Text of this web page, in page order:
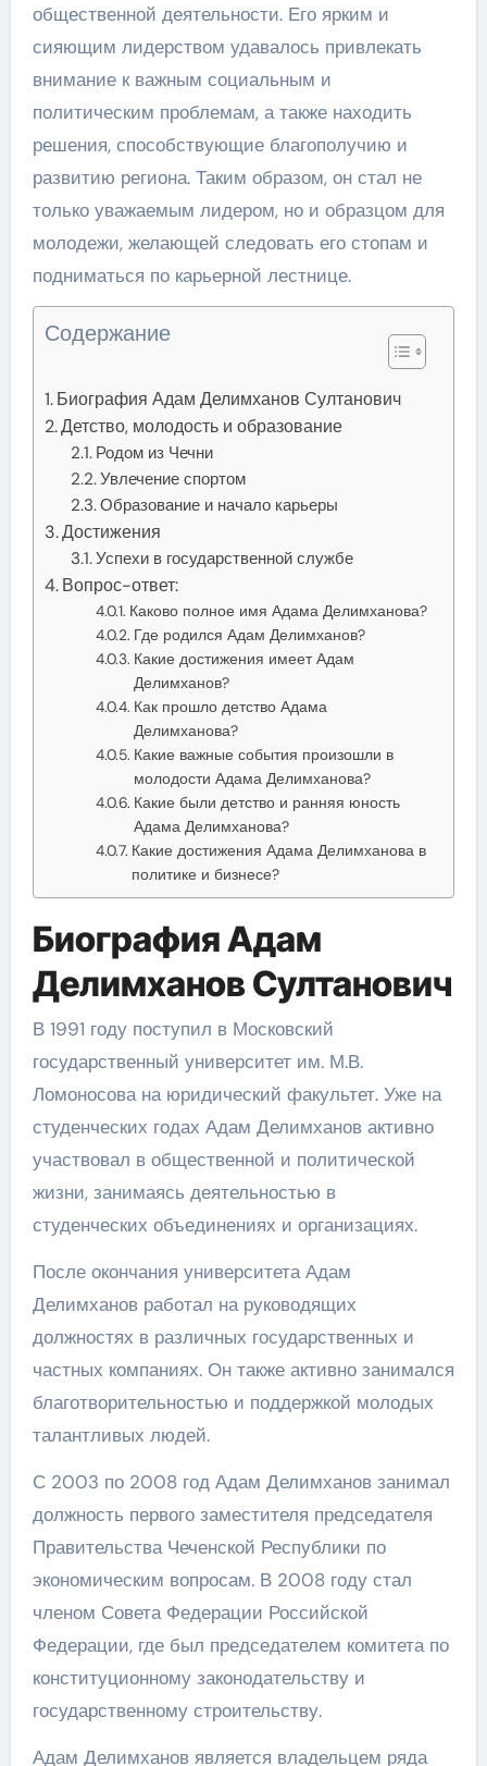
общественной деятельности. Его ярким и
сияющим лидерством удавалось привлекать
внимание к важным социальным и
политическим проблемам, а также находить
решения, способствующие благополучию и
развитию региона. Таким образом, он стал не
только уважаемым лидером, но и образцом для
молодежи, желающей следовать его стопам и
подниматься по карьерной лестнице.
Содержание
Биография Адам Делимханов Султанович
Детство, молодость и образование
Родом из Чечни
Увлечение спортом
Образование и начало карьеры
Достижения
Успехи в государственной службе
Вопрос-ответ:
Каково полное имя Адама Делимханова?
Где родился Адам Делимханов?
Какие достижения имеет Адам
Делимханов?
Как прошло детство Адама
Делимханова?
Какие важные события произошли в
молодости Адама Делимханова?
Какие были детство и ранняя юность
Адама Делимханова?
Какие достижения Адама Делимханова в
политике и бизнесе?
Биография Адам
Делимханов Султанович
В 1991 году поступил в Московский
государственный университет им. М.В.
Ломоносова на юридический факультет. Уже на
студенческих годах Адам Делимханов активно
участвовал в общественной и политической
жизни, занимаясь деятельностью в
студенческих объединениях и организациях.
После окончания университета Адам
Делимханов работал на руководящих
должностях в различных государственных и
частных компаниях. Он также активно занимался
благотворительностью и поддержкой молодых
талантливых людей.
С 2003 по 2008 год Адам Делимханов занимал
должность первого заместителя председателя
Правительства Чеченской Республики по
экономическим вопросам. В 2008 году стал
членом Совета Федерации Российской
Федерации, где был председателем комитета по
конституционному законодательству и
государственному строительству.
Адам Делимханов является владельцем ряда